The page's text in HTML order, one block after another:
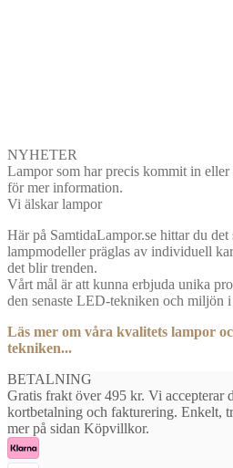
NYHETER
Lampor som har precis kommit in
för mer information.
Vi älskar lampor
Här på SamtidaLampor.se hittar du
lampmodeller präglas av individuell
det blir trenden.
Vårt mål är att kunna erbjuda unika
den senaste LED-tekniken och miljön
Läs mer om våra kvalitets lampor
tekniken...
BETALNING
Gratis frakt över 495 kr. Vi accepterar
kortbetalning och fakturering. Enkelt,
mer på sidan Köpvillkor.